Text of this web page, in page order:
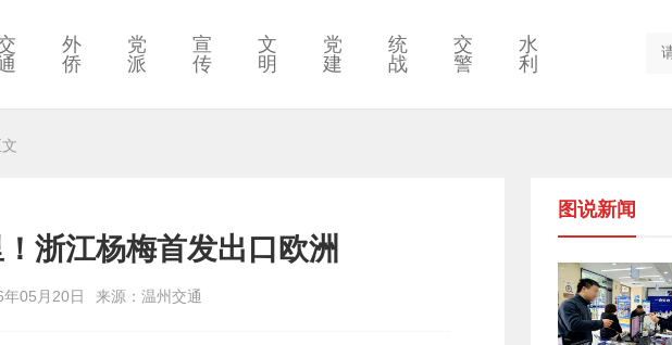
外
侨
党
派
宣
传
文
明
党
建
统
战
交
警
水
利
浙江杨梅首发出口欧洲
05月20日 来源：温州交通
图说新闻